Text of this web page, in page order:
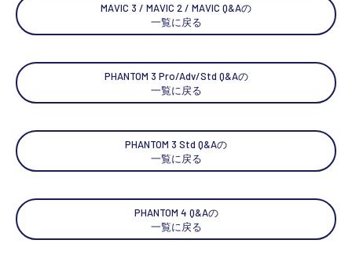
MAVIC 3 / MAVIC 2 / MAVIC Q&Aの
一覧に戻る
PHANTOM 3 Pro/Adv/Std Q&Aの
一覧に戻る
PHANTOM 3 Std Q&Aの
一覧に戻る
PHANTOM 4 Q&Aの
一覧に戻る